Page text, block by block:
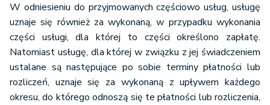
W odniesieniu do przyjmowanych częściowo usług, usługę
uznaje się również za wykonaną, w przypadku wykonania
części usługi, dla której to części określono zapłatę.
Natomiast usługę, dla której w związku z jej świadczeniem
ustalane są następujące po sobie terminy płatności lub
rozliczeń, uznaje się za wykonaną z upływem każdego
okresu, do którego odnoszą się te płatności lub rozliczenia,